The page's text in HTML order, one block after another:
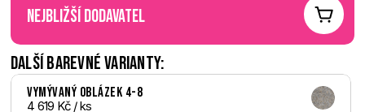
nejbližší dodavatel
Další barevné varianty:
Vymývaný Oblázek 4-8
4 619 Kč / ks